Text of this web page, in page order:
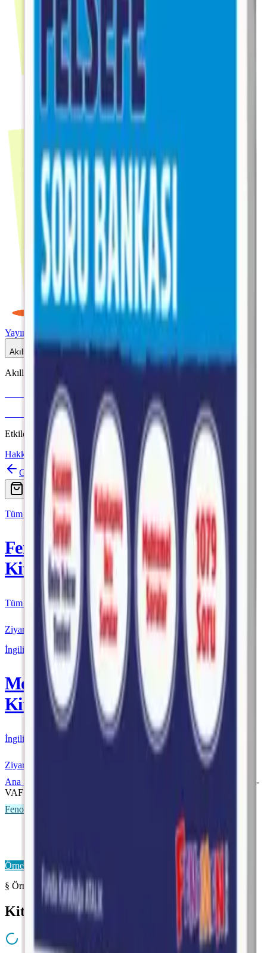
Yayınlar
Akıllı Tahta
Akıllı Tahta Uyumlu
Fenomen Okul
More & More
Etkileşimli içerik · Video destekli anlatım · MEB uyumlu
Hakkımızda İletişim
Geri
Ara
Online Satış
Tüm Yayınlar
Fenomen
Kitap
Tüm Kurmay yayınları için resmi satış
Ziyaret Et
İngilizce
More & More
Kitap
İngilizce kaynakları için resmi satış
Ziyaret Et
Ana Sayfa
Fenomen-
VAF TYT Felsefe Fasikülleri
Fenomen VAF
Örnek Sayfaları Aç
§ Örnek Sayfalar
Kitabı yakından inceleyin